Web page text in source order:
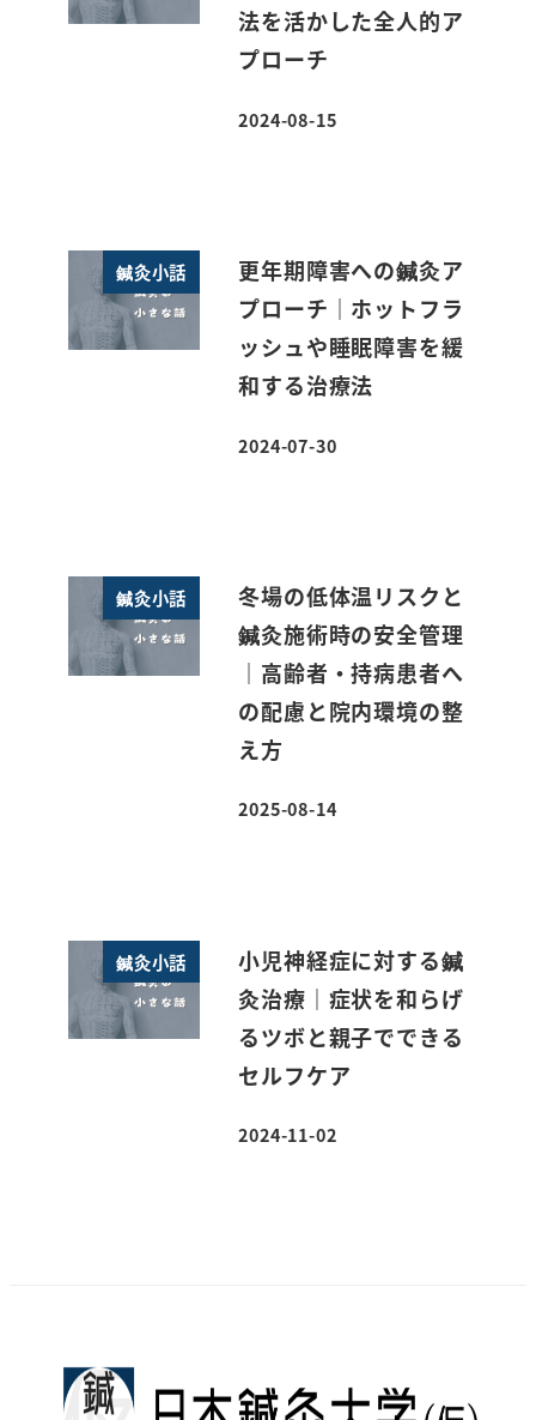
法を活かした全人的ア
プローチ
投稿日
2024-08-15
鍼灸小話
更年期障害への鍼灸ア
プローチ｜ホットフラ
ッシュや睡眠障害を緩
和する治療法
投稿日
2024-07-30
鍼灸小話
冬場の低体温リスクと
鍼灸施術時の安全管理
｜高齢者・持病患者へ
の配慮と院内環境の整
え方
投稿日
2025-08-14
鍼灸小話
小児神経症に対する鍼
灸治療｜症状を和らげ
るツボと親子でできる
セルフケア
投稿日
2024-11-02